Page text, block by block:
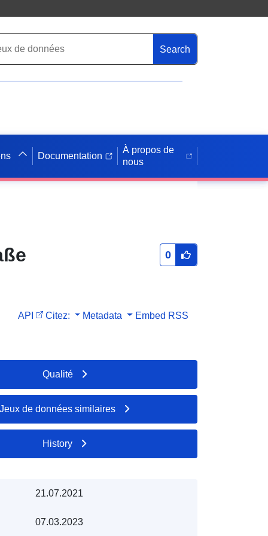
Search
Documentation
À propos de
nous
0
API Citez: Metadata Embed RSS
Qualité
Jeux de données similaires
History
21.07.2021
07.03.2023